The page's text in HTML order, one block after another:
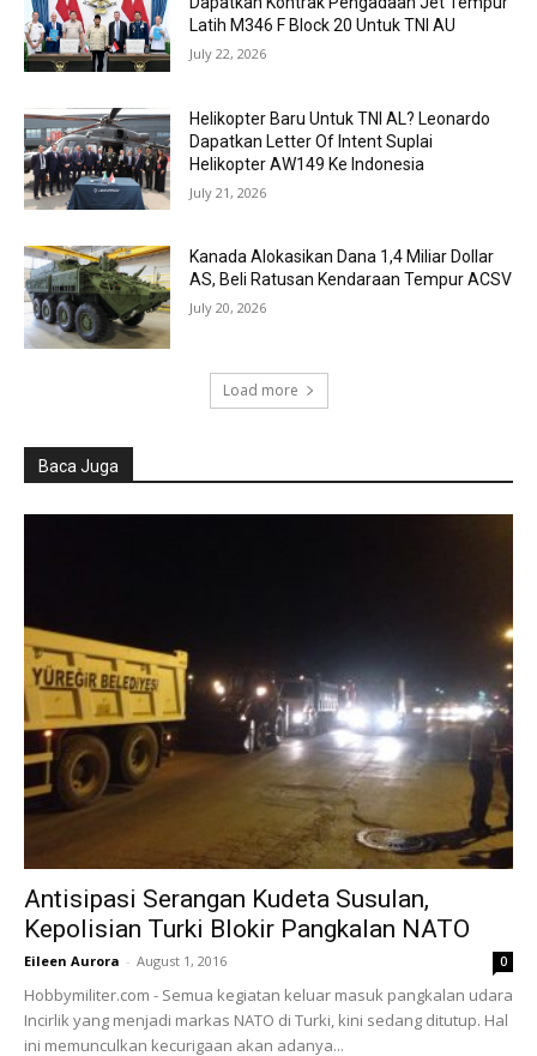
Latih M346 F Block 20 Untuk TNI AU
July 22, 2026
Helikopter Baru Untuk TNI AL? Leonardo
Dapatkan Letter Of Intent Suplai
Helikopter AW149 Ke Indonesia
July 21, 2026
Kanada Alokasikan Dana 1,4 Miliar Dollar
AS, Beli Ratusan Kendaraan Tempur ACSV
July 20, 2026
Load more
Baca Juga
Antisipasi Serangan Kudeta Susulan,
Kepolisian Turki Blokir Pangkalan NATO
Eileen Aurora - August 1, 2016 0
Hobbymiliter.com - Semua kegiatan keluar masuk pangkalan udara
Incirlik yang menjadi markas NATO di Turki, kini sedang ditutup. Hal
ini memunculkan kecurigaan akan adanya...